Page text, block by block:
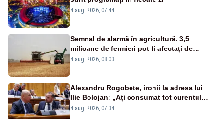
4 aug. 2026, 07:44
Semnal de alarmă în agricultură. 3,5
milioane de fermieri pot fi afectați de
strategia pentru conservarea
4 aug. 2026, 08:03
Alexandru Rogobete, ironii la adresa lui
Ilie Bolojan: „Ați consumat tot curentul
urmărind șobolani imaginari”
4 aug. 2026, 07:34